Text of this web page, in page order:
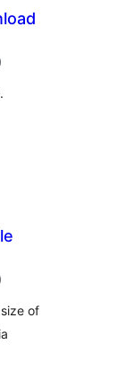
tổng
)
tổng
)
of